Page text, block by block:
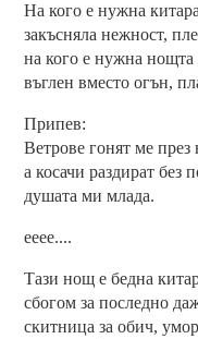
На кого е нужна
закъсняла нежност,
на кого е нужна нощта
въглен вместо огън,
Припев:
Ветрове гонят ме
а косачи раздират без
душата ми млада.
ееее....
Тази нощ е бедна
сбогом за последно
скитница за обич,